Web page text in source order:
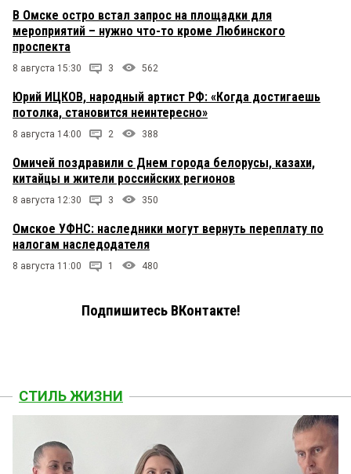
В Омске остро встал запрос на площадки для
мероприятий – нужно что-то кроме Любинского
проспекта
8 августа 15:30 3 562
Юрий ИЦКОВ, народный артист РФ: «Когда достигаешь
потолка, становится неинтересно»
8 августа 14:00 2 388
Омичей поздравили с Днем города белорусы, казахи,
китайцы и жители российских регионов
8 августа 12:30 3 350
Омское УФНС: наследники могут вернуть переплату по
налогам наследодателя
8 августа 11:00 1 480
Подпишитесь ВКонтакте!
СТИЛЬ ЖИЗНИ